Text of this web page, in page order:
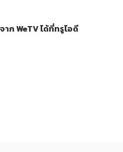
ก WeTV ได้ที่ทรูไอดี